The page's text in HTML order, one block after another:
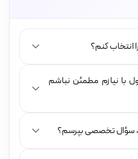
کنم؟
با نیازم مطمئن نباشم
سؤال تخصصی بپرسم؟